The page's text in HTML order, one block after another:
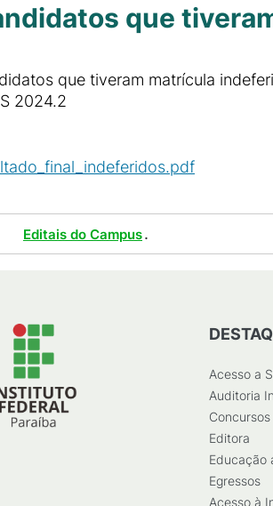
que
que tiveram matrícula
2024.2
Editais do Campus.
Acesso a
Auditoria
Concursos
Editora
Educação
Egressos
Acesso à